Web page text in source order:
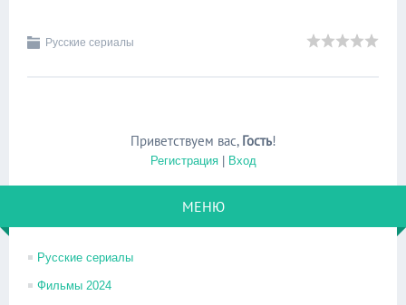
Русские сериалы
Приветствуем вас, Гость!
Регистрация| Вход
МЕНЮ
Русские сериалы
Фильмы 2024